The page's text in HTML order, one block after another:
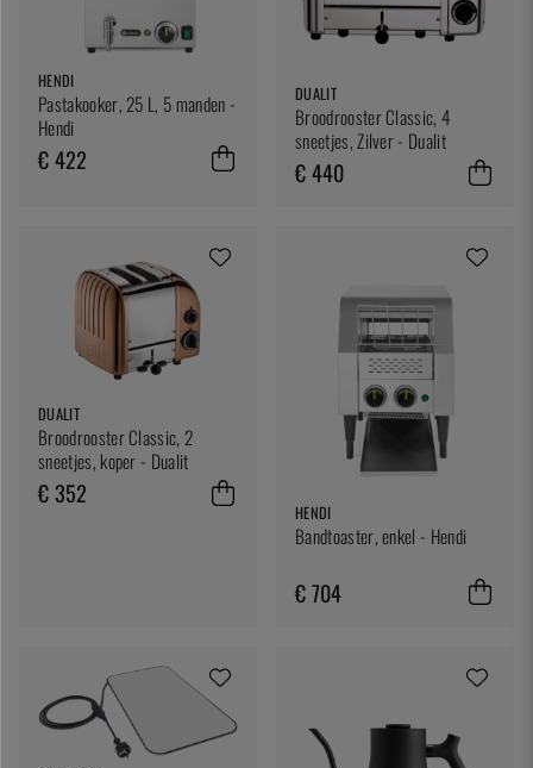
HENDI
Pastakooker, 25 L, 5 manden -
Hendi
€ 422
DUALIT
Broodrooster Classic, 4
sneetjes, Zilver - Dualit
€ 440
DUALIT
Broodrooster Classic, 2
sneetjes, koper - Dualit
€ 352
HENDI
Bandtoaster, enkel - Hendi
€ 704